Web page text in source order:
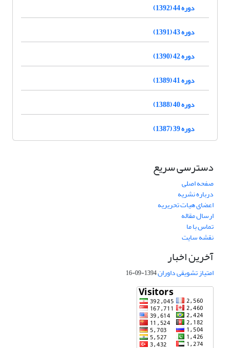
دوره 44 (1392)
دوره 43 (1391)
دوره 42 (1390)
دوره 41 (1389)
دوره 40 (1388)
دوره 39 (1387)
دسترسی سریع
صفحه اصلی
درباره نشریه
اعضای هیات تحریریه
ارسال مقاله
تماس با ما
نقشه سایت
آخرین اخبار
امتیاز تشویقی داوران1394-09-16